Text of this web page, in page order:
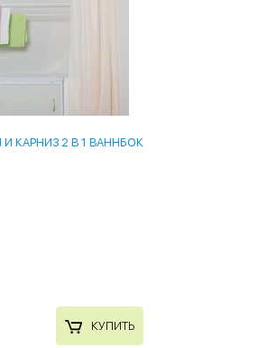
КАРНИЗ 2 В 1 ВАННБОК
КУПИТЬ